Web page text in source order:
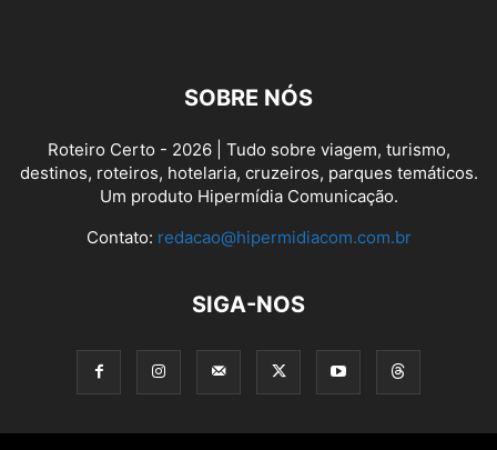
SOBRE NÓS
Roteiro Certo - 2026 | Tudo sobre viagem, turismo,
destinos, roteiros, hotelaria, cruzeiros, parques temáticos.
Um produto Hipermídia Comunicação.
Contato: redacao@hipermidiacom.com.br
SIGA-NOS